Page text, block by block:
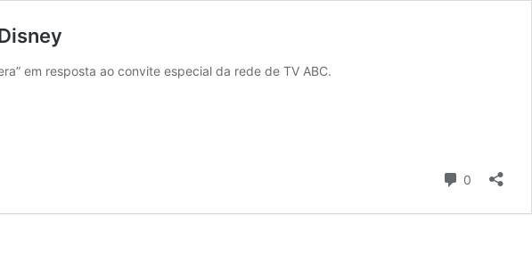
em resposta ao convite especial da rede de TV ABC.
0